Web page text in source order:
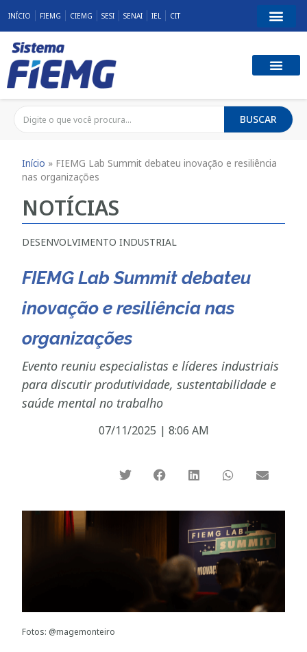
INÍCIO FIEMG CIEMG SESI SENAI IEL CIT
BUSCAR
Início » FIEMG Lab Summit debateu inovação e resiliência
nas organizações
NOTÍCIAS
DESENVOLVIMENTO INDUSTRIAL
FIEMG Lab Summit debateu
inovação e resiliência nas
organizações
Evento reuniu especialistas e líderes industriais
para discutir produtividade, sustentabilidade e
saúde mental no trabalho
07/11/2025 | 8:06 AM
Fotos: @magemonteiro